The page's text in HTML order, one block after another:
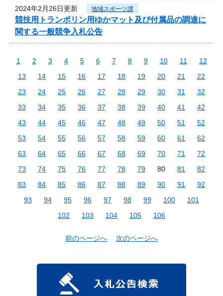
2024年2月26日更新 地域スポーツ課
競技用トランポリン用ゆかマット及び付属品の調達に
関する一般競争入札公告
1 2 3 4 5 6 7 8 9 10 11
12
13
14 15 16 17 18 19 20 21
22
23
24 25 26 27 28 29 30 31
32
33
34 35 36 37 38 39 40 41
42
43
44 45 46 47 48 49 50 51
52
53
54 55 56 57 58 59 60 61
62
63
64 65 66 67 68 69 70 71
72
73
74 75 76 77 78 79 80 81
82
83
84 85 86 87 88 89 90 91
92
93
94 95 96 97 98 99 100
101
102
103 104 105 106
前のページへ 次のページへ